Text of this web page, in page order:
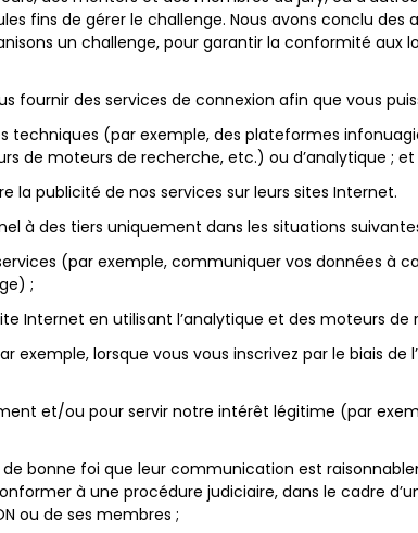
fins de gérer le challenge. Nous avons conclu
un challenge, pour garantir la conformité aux
fournir des services de connexion afin que vous
techniques (par exemple, des plateformes
de moteurs de recherche, etc.) ou d’analytique ; et
la publicité de nos services sur leurs sites Internet.
à des tiers uniquement dans les situations
(par exemple, communiquer vos données à
;
Internet en utilisant l’analytique et des moteurs de
lorsque vous vous inscrivez par le biais de
et/ou pour servir notre intérêt légitime (par
bonne foi que leur communication est
à une procédure judiciaire, dans le cadre
ou de ses membres ;